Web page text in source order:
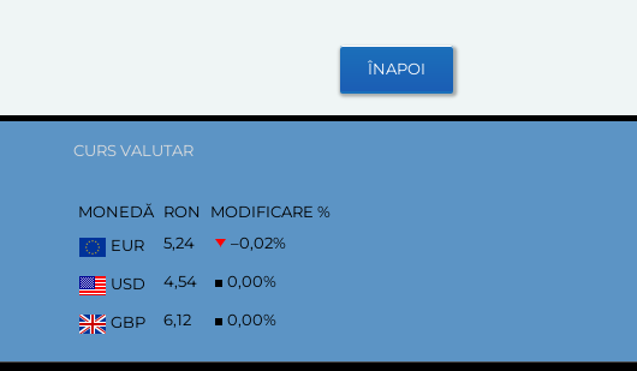
CURS VALUTAR
MONEDĂ RON
MODIFICARE %
EUR
5,24 –0,02%
USD 4,54 0,00%
GBP 6,12 0,00%